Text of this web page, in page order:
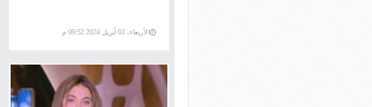
الأربعاء، 03 أبريل 2024 09:52 م